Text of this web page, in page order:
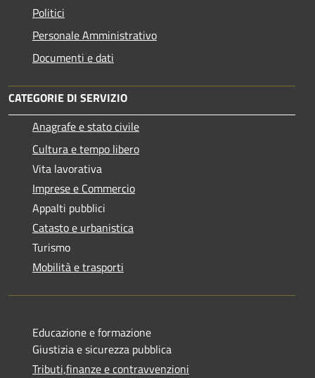
Politici
Personale Amministrativo
Documenti e dati
CATEGORIE DI SERVIZIO
Anagrafe e stato civile
Cultura e tempo libero
Vita lavorativa
Imprese e Commercio
Appalti pubblici
Catasto e urbanistica
Turismo
Mobilità e trasporti
Educazione e formazione
Giustizia e sicurezza pubblica
Tributi,finanze e contravvenzioni